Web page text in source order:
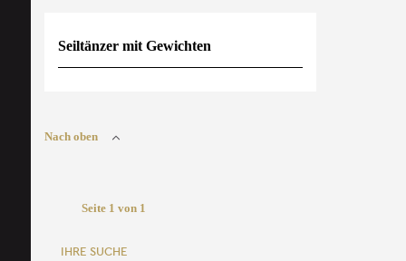
Seiltänzer mit Gewichten
Nach oben
Seite 1 von 1
IHRE SUCHE